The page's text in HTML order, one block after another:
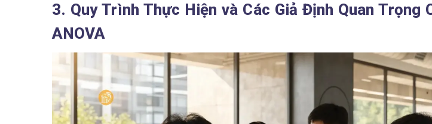
3. Quy Trình Thực Hiện và Các Giả Định Quan Trọng
ANOVA